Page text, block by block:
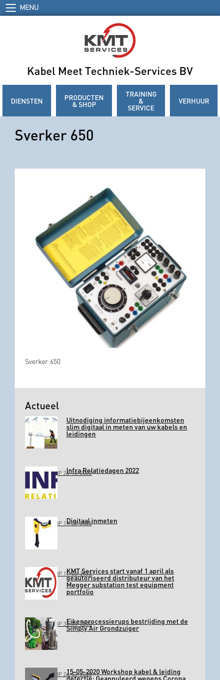
MENU
Kabel Meet Techniek-Services BV
DIENSTEN PRODUCTEN
& SHOP
TRAINING
&
SERVICE
VERHUUR
Sverker 650
Sverker 650
Actueel
Uitnodiging informatiebijeenkomsten
slim digitaal in meten van uw kabels en
leidingen
GEPLAATST OP 26-10-2022Infra Relatiedagen 2022
GEPLAATST OP 11-03-2022Digitaal inmeten
GEPLAATST OP 11-03-2022KMT Services start vanaf 1 april als
geautoriseerd distributeur van het
Megger substation test equipment
portfolio
GEPLAATST OP 31-03-2020Eikenprocessierups bestrijding met de
Simply Air Grondzuiger
GEPLAATST OP 26-03-202015-05-2020 Workshop kabel & leiding
detectie: Geannuleerd wegens Corona